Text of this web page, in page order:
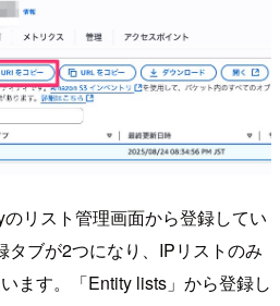
リスト管理画面から登録してい
タブが2つになり、IPリストのみ
ます。「Entity lists」から登録し